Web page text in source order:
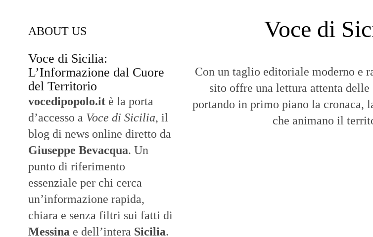
ABOUT US
Voce di Sicilia:
L’Informazione dal Cuore
del Territorio
vocedipopolo.it è la porta
d’accesso a Voce di Sicilia, il
blog di news online diretto da
Giuseppe Bevacqua. Un
punto di riferimento
essenziale per chi cerca
un’informazione rapida,
chiara e senza filtri sui fatti di
Messina e dell’intera Sicilia.
Voce di
Con un taglio editoriale moderno e
sito offre una lettura attenta
portando in primo piano la cronaca,
che animano il